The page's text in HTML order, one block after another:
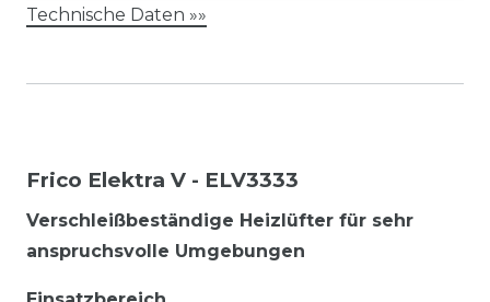
Technische Daten »»
Frico Elektra V - ELV3333
Verschleißbeständige Heizlüfter für sehr
anspruchsvolle Umgebungen